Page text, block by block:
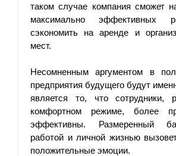
таком случае компания сможет
максимально эффективных
сэкономить на аренде и
мест.
Несомненным аргументом в
предприятия будущего будут
является то, что сотрудники,
комфортном режиме, более
эффективны. Размеренный
работой и личной жизнью
положительные эмоции.